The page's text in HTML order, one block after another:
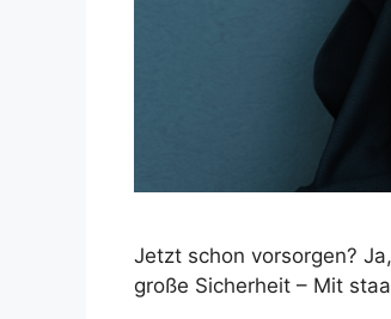
Jetzt schon vorsorgen?
große Sicherheit – Mit